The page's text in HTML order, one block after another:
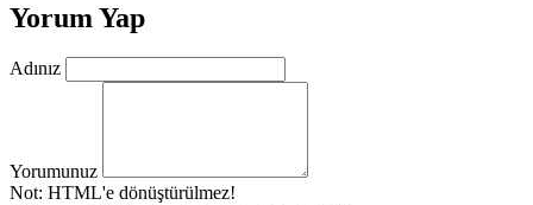
Yorum Yap
Adınız
Yorumunuz
Not: HTML'e dönüştürülmez!